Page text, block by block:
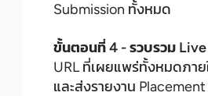
Submission ทั้งหมด
ขั้นตอนที่ 4 - รวบรวม
URL ที่เผยแพร่ทั้งหมดภาย
และส่งรายงาน